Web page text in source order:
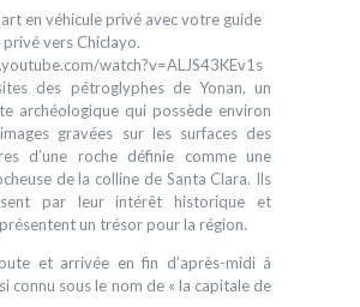
en véhicule privé avec votre guide
vers Chiclayo.
watch?v=ALJS43KEv1s
des pétroglyphes de Yonan, un
archéologique qui possède environ
gravées sur les surfaces des
d’une roche définie comme une
de la colline de Santa Clara. Ils
par leur intérêt historique et
un trésor pour la région.
et arrivée en fin d’après-midi á
connu sous le nom de « la capitale de